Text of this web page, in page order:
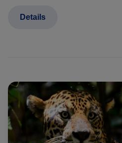
wildlife- en jaguar-safari's.
de rivieren.
Begin Regenseizoen
voor het zien van jonge vogels
Details